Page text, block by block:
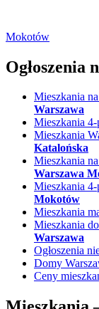
Mokotów
Ogłoszenia
Mieszkania
Warszawa
Mieszkania
Mieszkania
Katalońska
Mieszkania
Warszawa
Mieszkania
Mokotów
Mieszkania
Mieszkania
Warszawa
Ogłoszenia
Domy
Ceny